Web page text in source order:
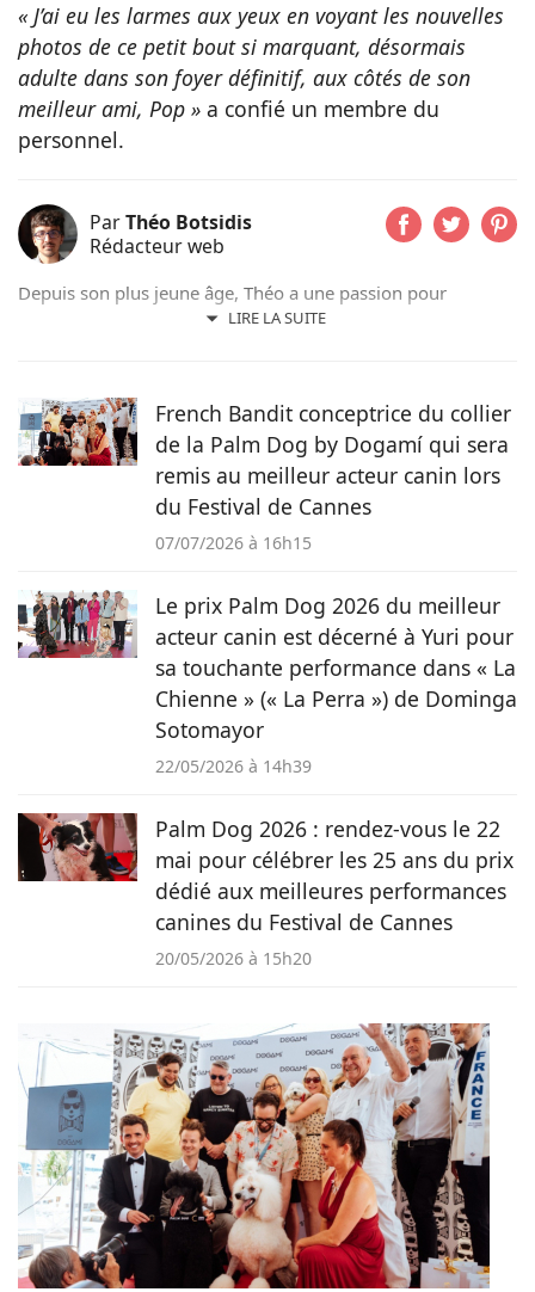
« J’ai eu les larmes aux yeux en voyant les nouvelles
photos de ce petit bout si marquant, désormais
adulte dans son foyer définitif, aux côtés de son
meilleur ami, Pop » a confié un membre du
personnel.
ParThéo Botsidis
Rédacteur web
LIRE LA SUITE
Depuis son plus jeune âge, Théo a une passion pour
l’écriture. Aujourd’hui rédacteur web, il prend plaisir à
émouvantes.
French Bandit conceptrice du collier
de la Palm Dog by Dogamí qui sera
remis au meilleur acteur canin lors
du Festival de Cannes
07/07/2026 à 16h15
Le prix Palm Dog 2026 du meilleur
acteur canin est décerné à Yuri pour
sa touchante performance dans « La
Chienne » (« La Perra ») de Dominga
Sotomayor
22/05/2026 à 14h39
Palm Dog 2026 : rendez-vous le 22
mai pour célébrer les 25 ans du prix
dédié aux meilleures performances
canines du Festival de Cannes
20/05/2026 à 15h20